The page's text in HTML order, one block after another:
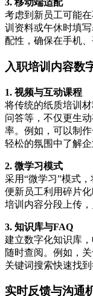
3. 移动端适配
考虑到新员工可能
训资料或午休时填
配性，确保在手机
入职培训内容数
1. 视频与互动课程
将传统的纸质培训
问答等，不仅更生
率。例如，可以制
轻松的氛围中了解企
2. 微学习模式
采用“微学习”模式
便新员工利用碎片化
培训内容分段上传
3. 知识库与FAQ
建立数字化知识库
随时查阅。例如，
关键词搜索快速找
实时反馈与沟通